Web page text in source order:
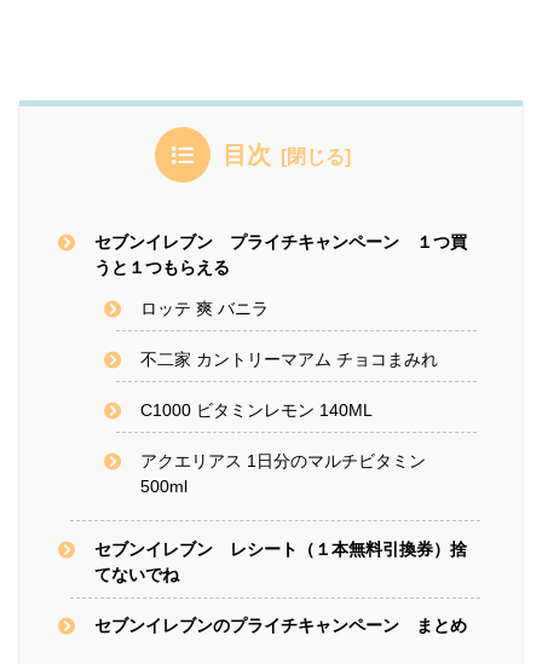
目次
セブンイレブン プライチキャンペーン １つ買
うと１つもらえる
ロッテ 爽 バニラ
不二家 カントリーマアム チョコまみれ
C1000 ビタミンレモン 140ML
アクエリアス 1日分のマルチビタミン
500ml
セブンイレブン レシート（１本無料引換券）捨
てないでね
セブンイレブンのプライチキャンペーン まとめ